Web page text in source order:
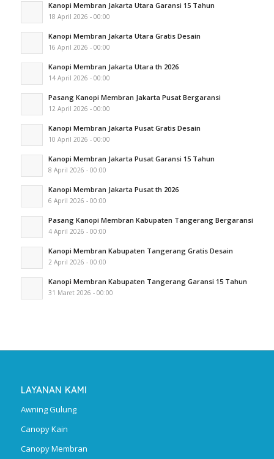
Kanopi Membran Jakarta Utara Garansi 15 Tahun
18 April 2026 - 00:00
Kanopi Membran Jakarta Utara Gratis Desain
16 April 2026 - 00:00
Kanopi Membran Jakarta Utara th 2026
14 April 2026 - 00:00
Pasang Kanopi Membran Jakarta Pusat Bergaransi
12 April 2026 - 00:00
Kanopi Membran Jakarta Pusat Gratis Desain
10 April 2026 - 00:00
Kanopi Membran Jakarta Pusat Garansi 15 Tahun
8 April 2026 - 00:00
Kanopi Membran Jakarta Pusat th 2026
6 April 2026 - 00:00
Pasang Kanopi Membran Kabupaten Tangerang Bergaransi
4 April 2026 - 00:00
Kanopi Membran Kabupaten Tangerang Gratis Desain
2 April 2026 - 00:00
Kanopi Membran Kabupaten Tangerang Garansi 15 Tahun
31 Maret 2026 - 00:00
LAYANAN KAMI
Awning Gulung
Canopy Kain
Canopy Membran